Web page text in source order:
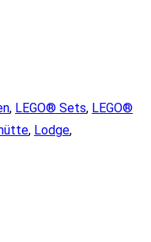
, LEGO® Sets, LEGO®
, Lodge,